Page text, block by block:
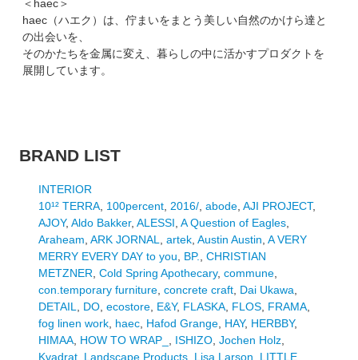
＜haec＞
haec（ハエク）は、佇まいをまとう美しい自然のかけら達と
の出会いを、
そのかたちを金属に変え、暮らしの中に活かすプロダクトを
展開しています。
BRAND LIST
INTERIOR
10¹² TERRA, 100percent, 2016/, abode, AJI PROJECT,
AJOY, Aldo Bakker, ALESSI A Question of Eagles,
Araheam ARK JORNAL artek, Austin Austin A VERY
MERRY EVERY DAY to you
BP.
CHRISTIAN
METZNER Cold Spring Apothecary, commune,
con.temporary furniture, concrete craft, Dai Ukawa
DETAIL
DO, ecostore, E&Y, FLASKA, FLOS, FRAMA,
fog linen work, haec, Hafod Grange, HAY, HERBBY,
HIMAA, HOW TO WRAP_ ISHIZO, Jochen Holz,
Kvadrat, Landscape Products, Lisa Larson LITTLE,